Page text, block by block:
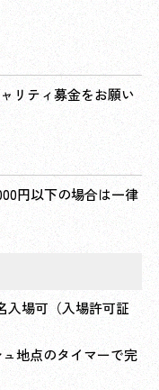
リティ募金をお願い
円以下の場合は一律
入場可（入場許可証
地点のタイマーで完